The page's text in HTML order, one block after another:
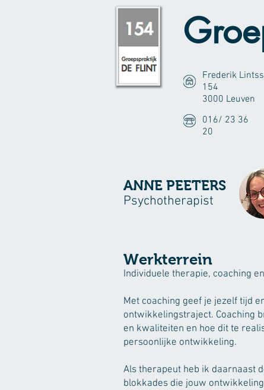
Frederik
154
3000 Leuven
016/ 23 36
20
ANNE PEETERS
Psychotherapist
Werkterrein
Individuele therapie, coaching
Met coaching geef je jezelf tijd
ontwikkelingstraject. Coaching
en kwaliteiten en hoe dit te
persoonlijke ontwikkeling.
Als therapeut heb ik daarnaast
blokkades die jouw